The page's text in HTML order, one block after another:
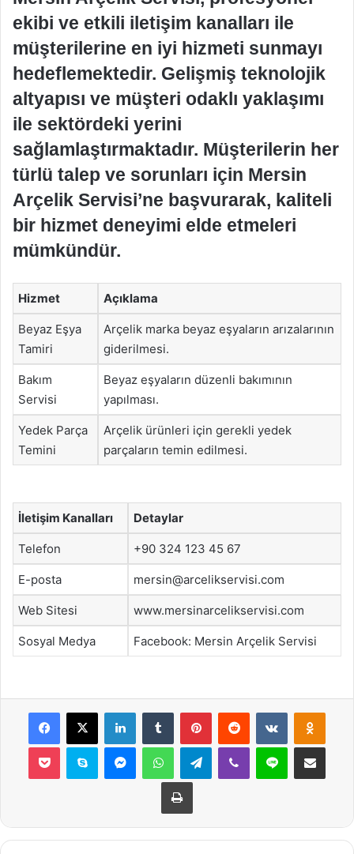
ekibi ve etkili iletişim kanalları ile
müşterilerine en iyi hizmeti sunmayı
hedeflemektedir. Gelişmiş teknolojik
altyapısı ve müşteri odaklı yaklaşımı
ile sektördeki yerini
sağlamlaştırmaktadır. Müşterilerin her
türlü talep ve sorunları için Mersin
Arçelik Servisi’ne başvurarak, kaliteli
bir hizmet deneyimi elde etmeleri
mümkündür.
Hizmet Açıklama
Beyaz Eşya
Tamiri
Arçelik marka beyaz eşyaların arızalarının
giderilmesi.
Bakım
Servisi
Beyaz eşyaların düzenli bakımının
yapılması.
Yedek Parça
Temini
Arçelik ürünleri için gerekli yedek
parçaların temin edilmesi.
İletişim Kanalları Detaylar
Telefon +90 324 123 45 67
E-posta mersin@arcelikservisi.com
Web Sitesi www.mersinarcelikservisi.com
Sosyal Medya Facebook: Mersin Arçelik Servisi
Facebook
X LinkedInTumblr PinterestReddit VKontakte
Pocket Skype MessengerWhatsAppTelegramViber Line E-Posta ile
Yazdır